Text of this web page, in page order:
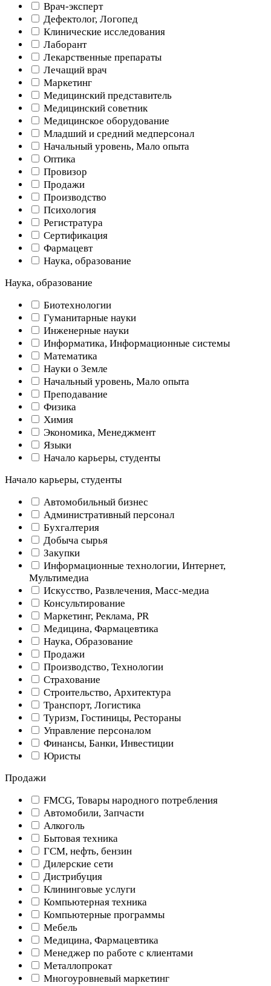
Врач-эксперт
Дефектолог, Логопед
Клинические исследования
Лаборант
Лекарственные препараты
Лечащий врач
Маркетинг
Медицинский представитель
Медицинский советник
Медицинское оборудование
Младший и средний медперсонал
Начальный уровень, Мало опыта
Оптика
Провизор
Продажи
Производство
Психология
Регистратура
Сертификация
Фармацевт
Наука, образование
Наука, образование
Биотехнологии
Гуманитарные науки
Инженерные науки
Информатика, Информационные системы
Математика
Науки о Земле
Начальный уровень, Мало опыта
Преподавание
Физика
Химия
Экономика, Менеджмент
Языки
Начало карьеры, студенты
Начало карьеры, студенты
Автомобильный бизнес
Административный персонал
Бухгалтерия
Добыча сырья
Закупки
Информационные технологии, Интернет,
Мультимедиа
Искусство, Развлечения, Масс-медиа
Консультирование
Маркетинг, Реклама, PR
Медицина, Фармацевтика
Наука, Образование
Продажи
Производство, Технологии
Страхование
Строительство, Архитектура
Транспорт, Логистика
Туризм, Гостиницы, Рестораны
Управление персоналом
Финансы, Банки, Инвестиции
Юристы
Продажи
FMCG, Товары народного потребления
Автомобили, Запчасти
Алкоголь
Бытовая техника
ГСМ, нефть, бензин
Дилерские сети
Дистрибуция
Клининговые услуги
Компьютерная техника
Компьютерные программы
Мебель
Медицина, Фармацевтика
Менеджер по работе с клиентами
Металлопрокат
Многоуровневый маркетинг